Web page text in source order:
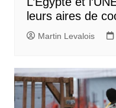
leurs aires de
Martin Levalois